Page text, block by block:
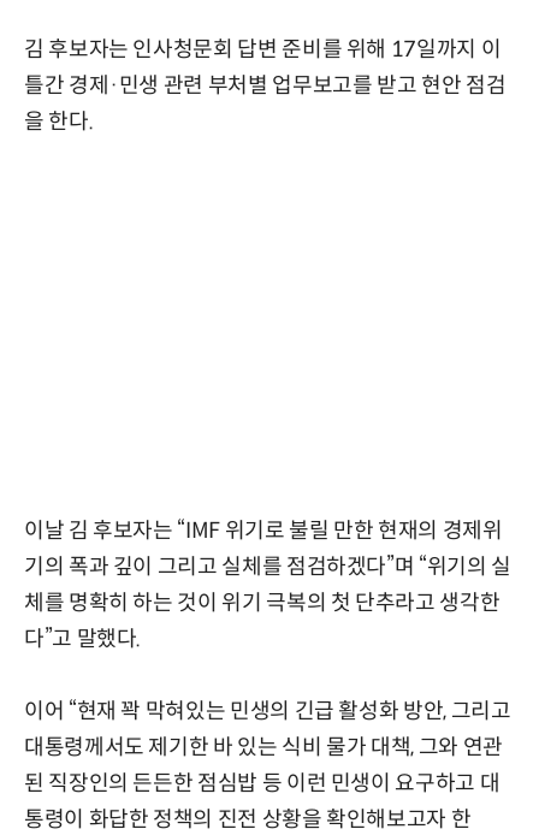
김 후보자는 인사청문회 답변 준비를 위해 17일까지 이
틀간 경제·민생 관련 부처별 업무보고를 받고 현안 점검
을 한다.
이날 김 후보자는 “IMF 위기로 불릴 만한 현재의 경제위
기의 폭과 깊이 그리고 실체를 점검하겠다”며 “위기의 실
체를 명확히 하는 것이 위기 극복의 첫 단추라고 생각한
다”고 말했다.
이어 “현재 꽉 막혀있는 민생의 긴급 활성화 방안, 그리고
대통령께서도 제기한 바 있는 식비 물가 대책, 그와 연관
된 직장인의 든든한 점심밥 등 이런 민생이 요구하고 대
통령이 화답한 정책의 진전 상황을 확인해보고자 한